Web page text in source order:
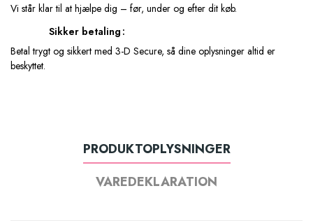
Vi står klar til at hjælpe dig – før, under og efter dit køb.
Sikker betaling
Betal trygt og sikkert med 3-D Secure, så dine oplysninger altid er
beskyttet.
PRODUKTOPLYSNINGER
VAREDEKLARATION